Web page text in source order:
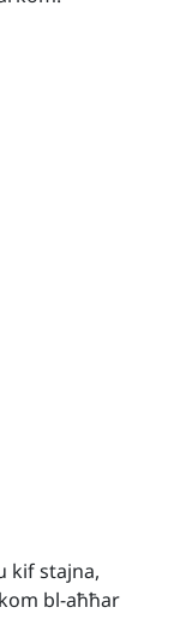
kif stajna,
bl-aħħar